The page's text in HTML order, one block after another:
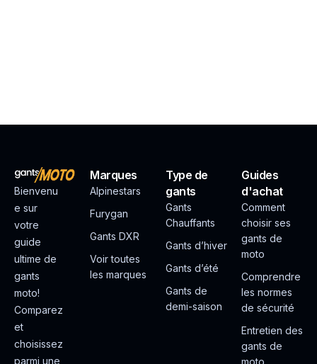
Bienvenu
e sur
votre
guide
ultime de
gants
moto!
Comparez
et
choisissez
parmi une
Marques
Alpinestars
Furygan
Gants DXR
Voir toutes
les marques
Type de
gants
Gants
Chauffants
Gants d’hiver
Gants d’été
Gants de
demi-saison
Guides
d'achat
Comment
choisir ses
gants de
moto
Comprendre
les normes
de sécurité
Entretien des
gants de